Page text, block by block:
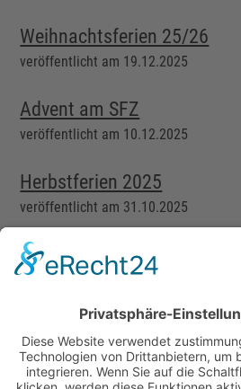
Weihnachtsferien 25/26
veröffentlicht am 19.12.2025
Advent am SFZ
veröffentlicht am 10.12.2025
Herbstferien 2025
veröffentlicht am 31.10.2025
weiter »
Sonderpädagogisches
Förderzentrum Landshut-Stadt